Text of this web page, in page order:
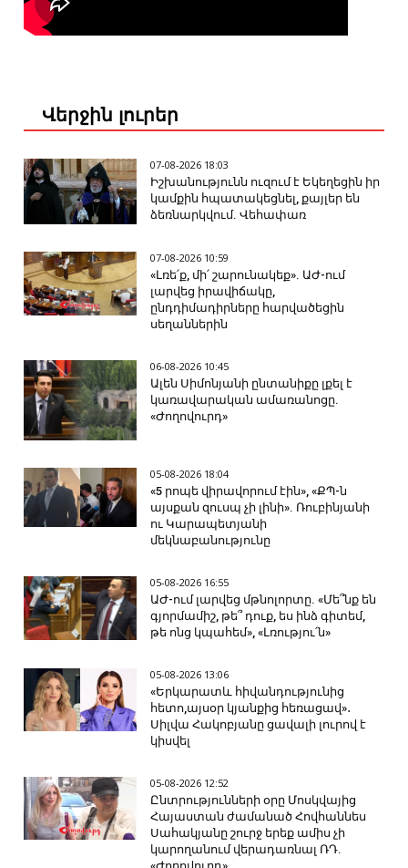
Վերջին լուրեր
07-08-2026 18:03
Իշխանությունն ուզում է Եկեղեցին իր
կամքին հպատակեցնել, քայլեր են
ձեռնարկվում. Վեհափառ
07-08-2026 10:59
«Լռե՛ք, մի՛ շարունակեք». ԱԺ-ում
լարվեց իրավիճակը,
ընդդիմադիրները հարվածեցին
սեղաններին
06-08-2026 10:45
Ալեն Սիմոնյանի ընտանիքը լքել է
կառավարական ամառանոցը.
«Ժողովուրդ»
05-08-2026 18:04
«5 րոպե վիրավորում էին», «ՔՊ-ն
այսքան զուսպ չի լինի». Ռուբինյանի
ու Կարապետյանի
մեկնաբանությունը
05-08-2026 16:55
ԱԺ-ում լարվեց մթնոլորտը. «Մե՞նք են
գյորմամիշ, թե՞ դուք, ես ինձ գիտեմ,
թե ոնց կպահեմ», «Լռությու՛ն»
05-08-2026 13:06
«Երկարատև հիվանդությունից
հետո,այսօր կյանքից հեռացավ»․
Սիլվա Հակոբյանը ցավալի լուրով է
կիսվել
05-08-2026 12:52
Ընտրությունների օրը Մոսկվայից
Հայաստան ժամանած Հովհաննես
Սահակյանը շուրջ երեք ամիս չի
կարողանում վերադառնալ ՌԴ.